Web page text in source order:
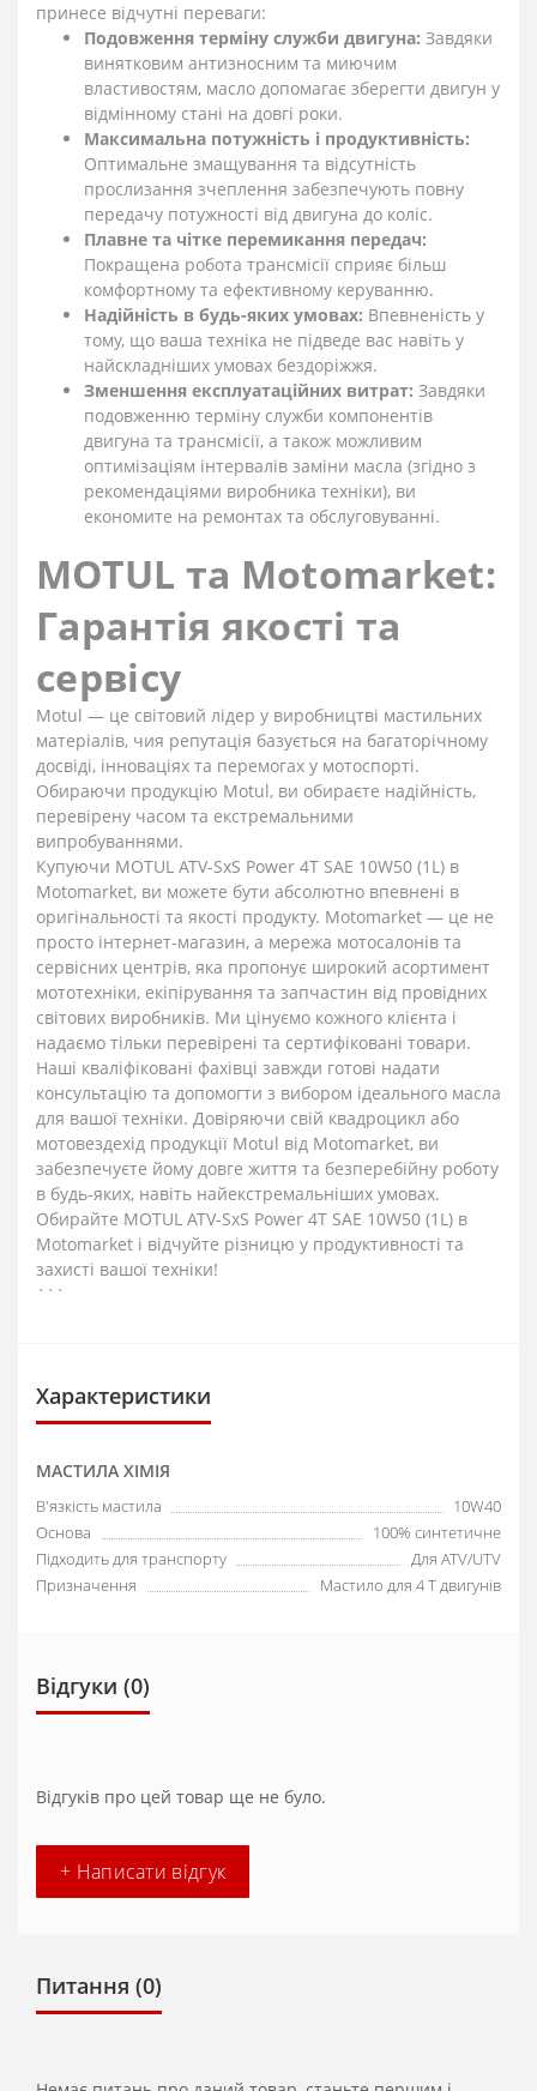
принесе відчутні переваги:
Подовження терміну служби двигуна: Завдяки
винятковим антизносним та миючим
властивостям, масло допомагає зберегти двигун у
відмінному стані на довгі роки.
Максимальна потужність і продуктивність:
Оптимальне змащування та відсутність
прослизання зчеплення забезпечують повну
передачу потужності від двигуна до коліс.
Плавне та чітке перемикання передач:
Покращена робота трансмісії сприяє більш
комфортному та ефективному керуванню.
Надійність в будь-яких умовах: Впевненість у
тому, що ваша техніка не підведе вас навіть у
найскладніших умовах бездоріжжя.
Зменшення експлуатаційних витрат: Завдяки
подовженню терміну служби компонентів
двигуна та трансмісії, а також можливим
оптимізаціям інтервалів заміни масла (згідно з
рекомендаціями виробника техніки), ви
економите на ремонтах та обслуговуванні.
MOTUL та Motomarket:
Гарантія якості та
сервісу
Motul — це світовий лідер у виробництві мастильних
матеріалів, чия репутація базується на багаторічному
досвіді, інноваціях та перемогах у мотоспорті.
Обираючи продукцію Motul, ви обираєте надійність,
перевірену часом та екстремальними
випробуваннями.
Купуючи MOTUL ATV-SxS Power 4T SAE 10W50 (1L) в
Motomarket, ви можете бути абсолютно впевнені в
оригінальності та якості продукту. Motomarket — це не
просто інтернет-магазин, а мережа мотосалонів та
сервісних центрів, яка пропонує широкий асортимент
мототехніки, екіпірування та запчастин від провідних
світових виробників. Ми цінуємо кожного клієнта і
надаємо тільки перевірені та сертифіковані товари.
Наші кваліфіковані фахівці завжди готові надати
консультацію та допомогти з вибором ідеального масла
для вашої техніки. Довіряючи свій квадроцикл або
мотовездехід продукції Motul від Motomarket, ви
забезпечуєте йому довге життя та безперебійну роботу
в будь-яких, навіть найекстремальніших умовах.
Обирайте MOTUL ATV-SxS Power 4T SAE 10W50 (1L) в
Motomarket і відчуйте різницю у продуктивності та
захисті вашої техніки!
```
Характеристики
МАСТИЛА ХІМІЯ
В'язкість мастила
10W40
Основа
100% синтетичне
Підходить для транспорту
Для ATV/UTV
Призначення
Мастило для 4 T двигунів
Відгуки (0)
Відгуків про цей товар ще не було.
+ Написати відгук
Питання (0)